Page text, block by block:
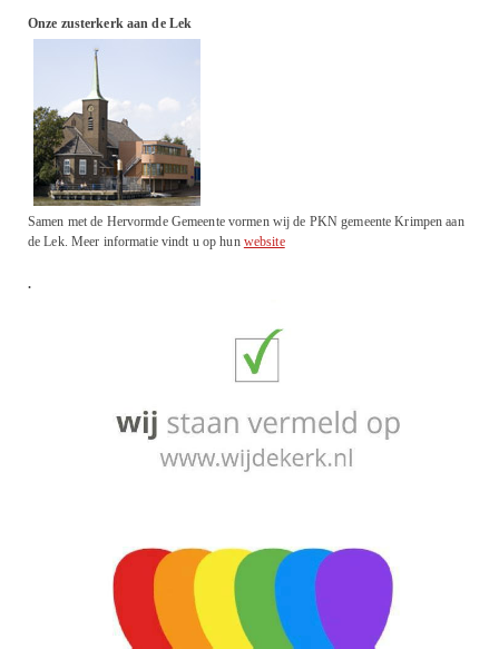
Onze zusterkerk aan de Lek
Samen met de Hervormde Gemeente vormen wij de PKN gemeente Krimpen aan
de Lek. Meer informatie vindt u op hun website
.